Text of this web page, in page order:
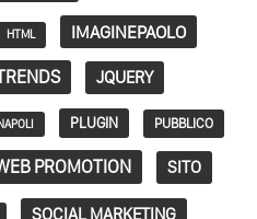
HTML IMAGINEPAOLO
JQUERY
PLUGIN PUBBLICO
PROMOTION SITO
SOCIAL MARKETING